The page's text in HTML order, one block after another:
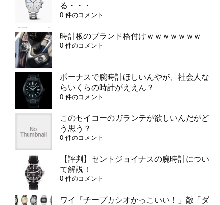
る・・・
0 件のコメント
時計板のブランド格付けｗｗｗｗｗｗｗ
0 件のコメント
ボーナスで腕時計ほしいんやが、社会人な
らいくらの時計がええん？
0 件のコメント
このセイコーのガランテが欲しいんだがど
う思う？
0 件のコメント
【評判】セントジョイナスの腕時計につい
て解説！
0 件のコメント
ワイ「チープカシオかっこいい！」敵「ダ